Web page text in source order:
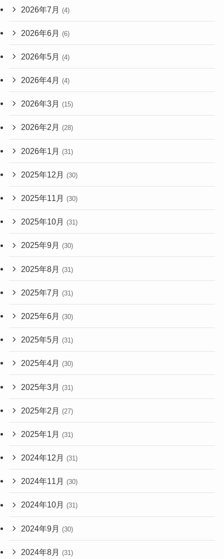
2026年7月 (4)
2026年6月 (6)
2026年5月 (4)
2026年4月 (4)
2026年3月 (15)
2026年2月 (28)
2026年1月 (31)
2025年12月 (30)
2025年11月 (30)
2025年10月 (31)
2025年9月 (30)
2025年8月 (31)
2025年7月 (31)
2025年6月 (30)
2025年5月 (31)
2025年4月 (30)
2025年3月 (31)
2025年2月 (27)
2025年1月 (31)
2024年12月 (31)
2024年11月 (30)
2024年10月 (31)
2024年9月 (30)
2024年8月 (31)